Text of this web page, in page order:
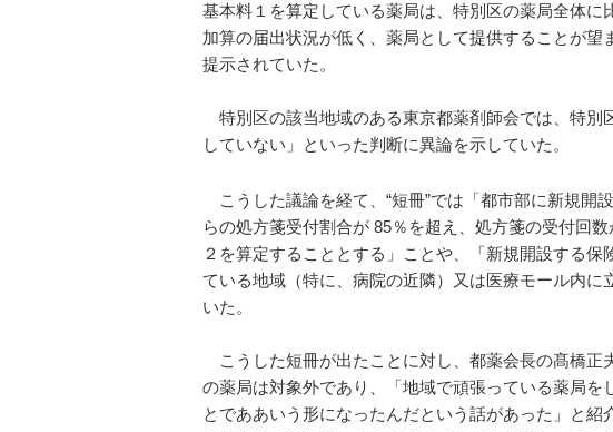
基本料１を算定している薬局は、特別区の薬局全体に
加算の届出状況が低く、薬局として提供することが
提示されていた。
特別区の該当地域のある東京都薬剤師会では、特別
していない」といった判断に異論を示していた。
こうした議論を経て、“短冊”では「都市部に新規開
らの処方箋受付割合が 85％を超え、処方箋の受付回
２を算定することとする」ことや、「新規開設する
ている地域（特に、病院の近隣）又は医療モール内
いた。
こうした短冊が出たことに対し、都薬会長の髙橋正
の薬局は対象外であり、「地域で頑張っている薬局を
とでああいう形になったんだという話があった」と